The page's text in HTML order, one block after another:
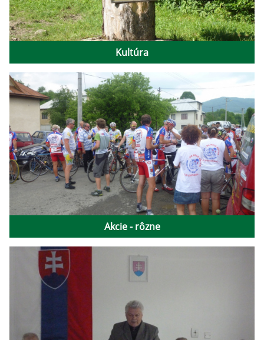
Kultúra
Akcie - rôzne